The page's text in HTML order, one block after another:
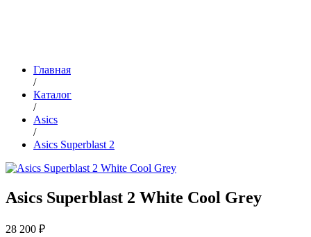
Главная
/
Каталог
/
Asics
/
Asics Superblast 2
Asics Superblast 2 White Cool Grey
28 200 ₽